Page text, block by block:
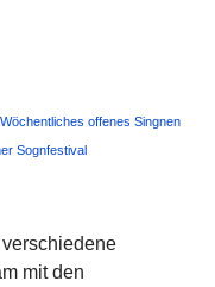
Wöchentliches offenes Singnen
Sognfestival
mit den